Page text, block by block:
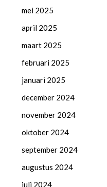
mei 2025
april 2025
maart 2025
februari 2025
januari 2025
december 2024
november 2024
oktober 2024
september 2024
augustus 2024
juli 2024